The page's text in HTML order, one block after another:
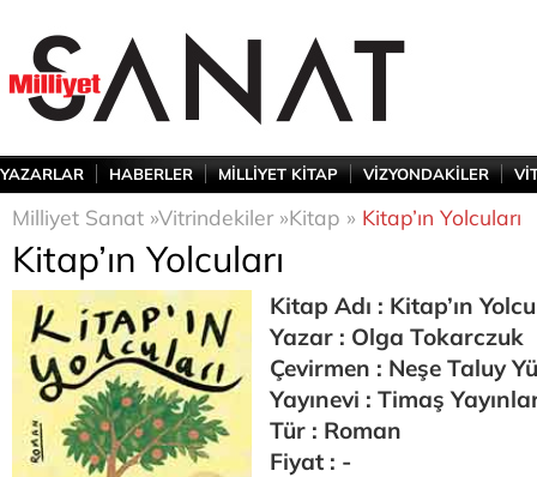
YAZARLAR HABERLER MİLLİYET KİTAP VİZYONDAKİLER
Milliyet Sanat »Vitrindekiler »Kitap » Kitap’ın Yolcuları
Kitap’ın Yolcuları
Kitap Adı : Kitap’ın
Yazar : Olga Tokarczuk
Çevirmen : Neşe Taluy
Yayınevi : Timaş
Tür : Roman
Fiyat : -